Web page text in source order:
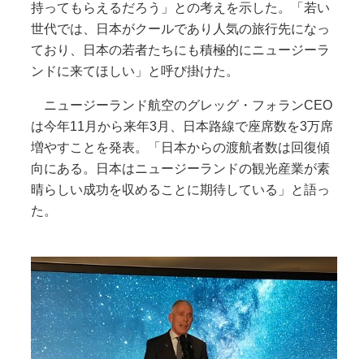
持ってもらえるだろう」との考えを示した。「若い
世代では、日本がクールであり人気の旅行先になっ
ており、日本の若者たちにも積極的にニュージーラ
ンドに来てほしい」と呼び掛けた。
ニュージーランド航空のグレッグ・フォランCEO
は今年11月から来年3月、日本路線で座席数を3万席
増やすことを発表。「日本からの渡航者数は回復傾
向にある。日本はニュージーランドの観光産業が素
晴らしい成功を収めることに期待している」と語っ
た。